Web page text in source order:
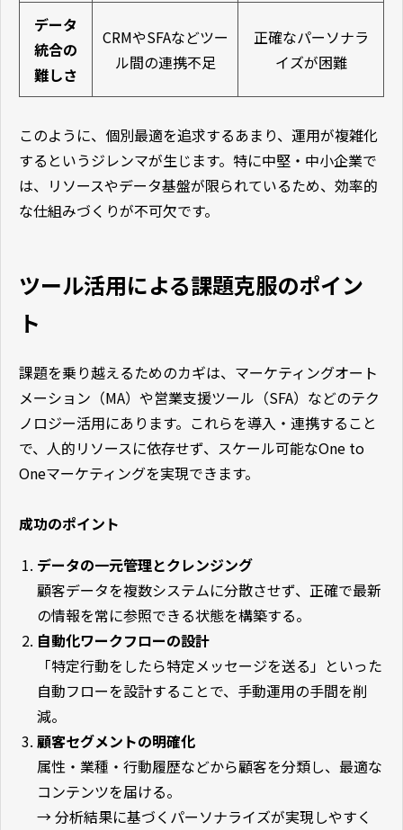
データ
統合の
難しさ
CRMやSFAなどツー
ル間の連携不足
正確なパーソナラ
イズが困難
このように、個別最適を追求するあまり、運用が複雑化
するというジレンマが生じます。特に中堅・中小企業で
は、リソースやデータ基盤が限られているため、効率的
な仕組みづくりが不可欠です。
ツール活用による課題克服のポイン
ト
課題を乗り越えるためのカギは、マーケティングオート
メーション（MA）や営業支援ツール（SFA）などのテク
ノロジー活用にあります。これらを導入・連携すること
で、人的リソースに依存せず、スケール可能なOne to
Oneマーケティングを実現できます。
成功のポイント
データの一元管理とクレンジング
顧客データを複数システムに分散させず、正確で最新
の情報を常に参照できる状態を構築する。
自動化ワークフローの設計
「特定行動をしたら特定メッセージを送る」といった
自動フローを設計することで、手動運用の手間を削
減。
顧客セグメントの明確化
属性・業種・行動履歴などから顧客を分類し、最適な
コンテンツを届ける。
→ 分析結果に基づくパーソナライズが実現しやすく